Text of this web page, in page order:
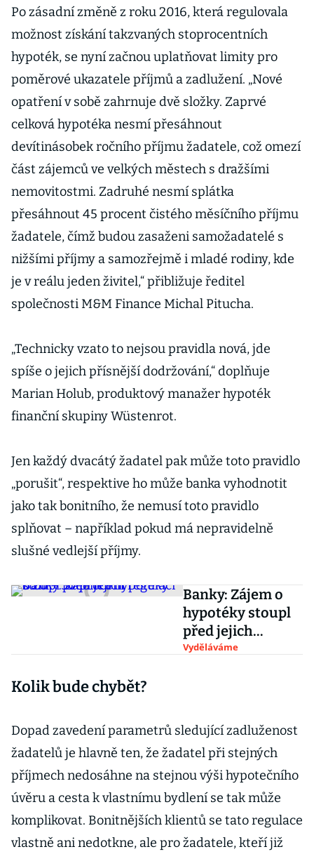
Po zásadní změně z roku 2016, která regulovala
možnost získání takzvaných stoprocentních
hypoték, se nyní začnou uplatňovat limity pro
poměrové ukazatele příjmů a zadlužení. „Nové
opatření v sobě zahrnuje dvě složky. Zaprvé
celková hypotéka nesmí přesáhnout
devítinásobek ročního příjmu žadatele, což omezí
část zájemců ve velkých městech s dražšími
nemovitostmi. Zadruhé nesmí splátka
přesáhnout 45 procent čistého měsíčního příjmu
žadatele, čímž budou zasaženi samožadatelé s
nižšími příjmy a samozřejmě i mladé rodiny, kde
je v reálu jeden živitel,“ přibližuje ředitel
společnosti M&M Finance Michal Pitucha.
„Technicky vzato to nejsou pravidla nová, jde
spíše o jejich přísnější dodržování,“ doplňuje
Marian Holub, produktový manažer hypoték
finanční skupiny Wüstenrot.
Jen každý dvacátý žadatel pak může toto pravidlo
„porušit“, respektive ho může banka vyhodnotit
jako tak bonitního, že nemusí toto pravidlo
splňovat – například pokud má nepravidelně
slušné vedlejší příjmy.
Banky: Zájem o
hypotéky stoupl
před jejich
regulací o 20 – 30
Vyděláváme
Kolik bude chybět?
Dopad zavedení parametrů sledující zadluženost
žadatelů je hlavně ten, že žadatel při stejných
příjmech nedosáhne na stejnou výši hypotečního
úvěru a cesta k vlastnímu bydlení se tak může
komplikovat. Bonitnějších klientů se tato regulace
vlastně ani nedotkne, ale pro žadatele, kteří již